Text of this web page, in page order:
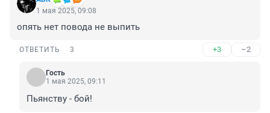
1 мая 2025, 09:08
опять нет повода не выпить
ОТВЕТИТЬ 3 +3 –2
Гость
1 мая 2025, 09:11
Пьянству - бой!